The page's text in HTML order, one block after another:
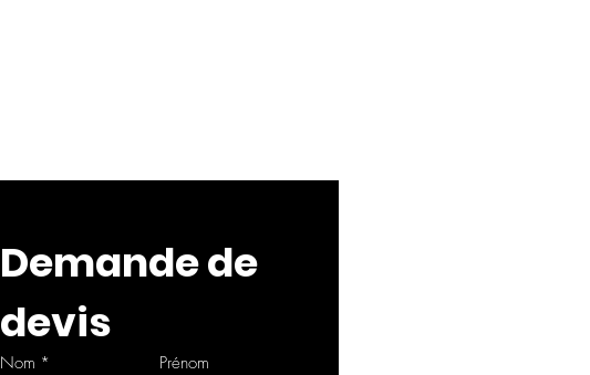
Demande de
devis
Nom * Prénom